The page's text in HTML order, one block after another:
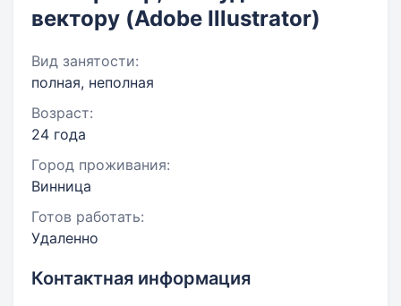
вектору (Adobe Illustrator)
Вид занятости:
полная, неполная
Возраст:
24 года
Город проживания:
Винница
Готов работать:
Удаленно
Контактная информация